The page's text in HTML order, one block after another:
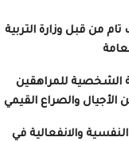
من قبل وزارة التربية
الشخصية للمراهقين
الأجيال والصراع القيمي
النفسية والانفعالية في